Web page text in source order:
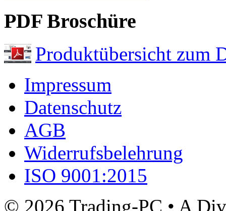
PDF Broschüre
Produktübersicht zum
Impressum
Datenschutz
AGB
Widerrufsbelehrung
ISO 9001:2015
© 2026 Trading-PC • A